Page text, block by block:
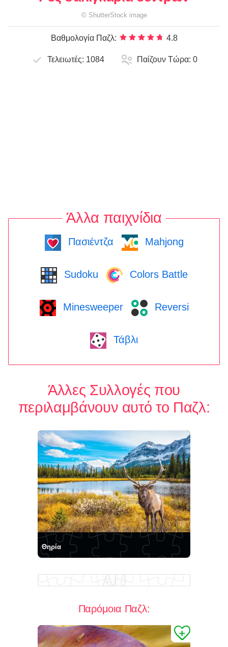
© ShutterStock image
Βαθμολογία Παζλ: 4.8
Τελειωτές: 1084 Παίζουν Τώρα: 0
Άλλα παιχνίδια
Πασιέντζα Mahjong
Sudoku Colors Battle
Minesweeper Reversi
Τάβλι
Άλλες Συλλογές που
περιλαμβάνουν αυτό το Παζλ:
Θηρία
Παρόμοια Παζλ: